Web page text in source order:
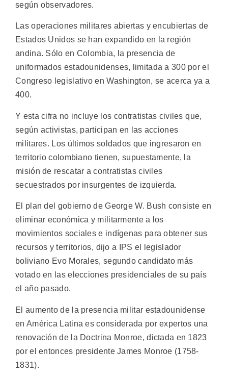
según observadores.
Las operaciones militares abiertas y encubiertas de
Estados Unidos se han expandido en la región
andina. Sólo en Colombia, la presencia de
uniformados estadounidenses, limitada a 300 por el
Congreso legislativo en Washington, se acerca ya a
400.
Y esta cifra no incluye los contratistas civiles que,
según activistas, participan en las acciones
militares. Los últimos soldados que ingresaron en
territorio colombiano tienen, supuestamente, la
misión de rescatar a contratistas civiles
secuestrados por insurgentes de izquierda.
El plan del gobierno de George W. Bush consiste en
eliminar económica y militarmente a los
movimientos sociales e indígenas para obtener sus
recursos y territorios, dijo a IPS el legislador
boliviano Evo Morales, segundo candidato más
votado en las elecciones presidenciales de su país
el año pasado.
El aumento de la presencia militar estadounidense
en América Latina es considerada por expertos una
renovación de la Doctrina Monroe, dictada en 1823
por el entonces presidente James Monroe (1758-
1831).